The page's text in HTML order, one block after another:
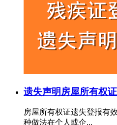
遗失声明 房屋所有权
房屋所有权证遗失登报有
种做法在个人或企...